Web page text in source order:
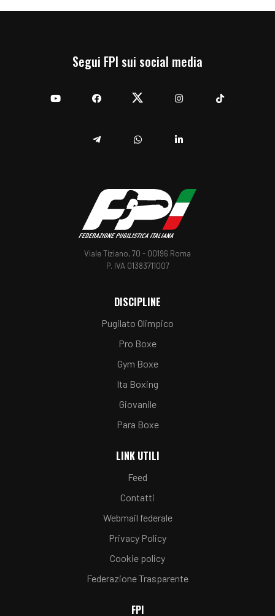
Segui FPI sui social media
Viale Tiziano, 70 - 00196 Roma
P. IVA 01383711007
DISCIPLINE
Pugilato Olimpico
Pro Boxe
Gym Boxe
Ita Boxing
Giovanile
Para Boxe
LINK UTILI
Feed
Contatti
Webmail federale
Privacy Policy
Cookie policy
Federazione Trasparente
FPI